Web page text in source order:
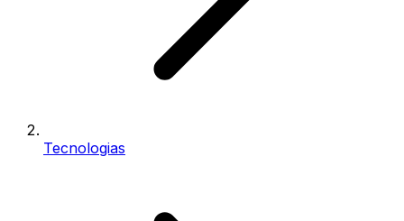
Tecnologias